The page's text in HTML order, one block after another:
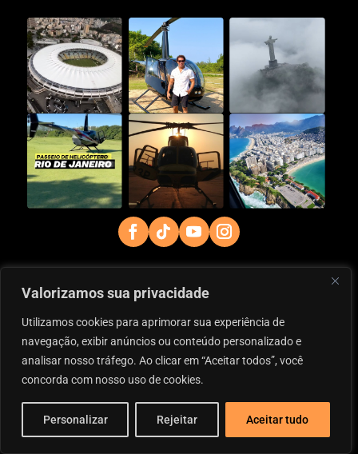
Valorizamos sua privacidade
Utilizamos cookies para aprimorar sua experiência de
navegação, exibir anúncios ou conteúdo personalizado e
analisar nosso tráfego. Ao clicar em “Aceitar todos”, você
concorda com nosso uso de cookies.
Personalizar Rejeitar Aceitar tudo